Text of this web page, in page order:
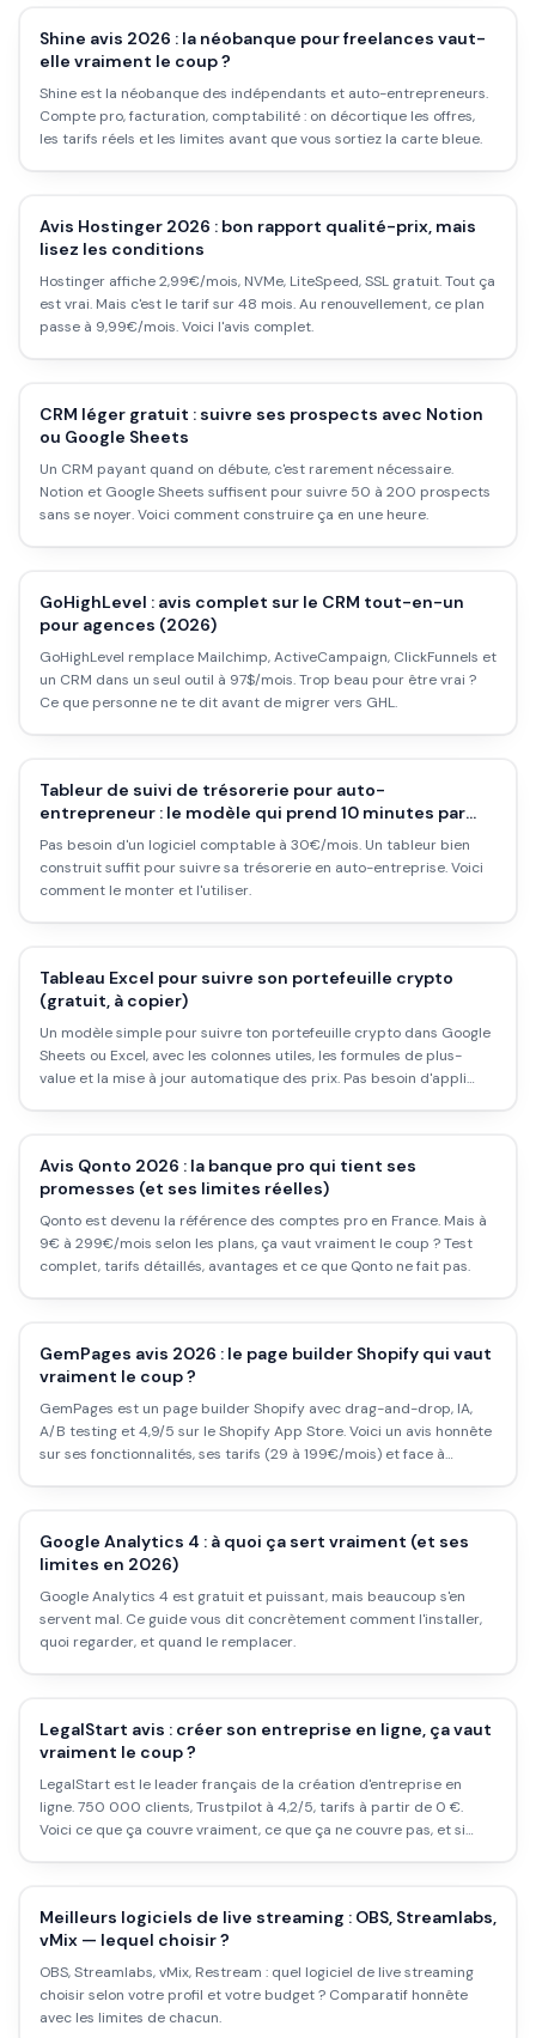
Shine avis 2026 : la néobanque pour freelances vaut-
elle vraiment le coup ?
Shine est la néobanque des indépendants et auto-entrepreneurs.
Compte pro, facturation, comptabilité : on décortique les offres,
les tarifs réels et les limites avant que vous sortiez la carte bleue.
Avis Hostinger 2026 : bon rapport qualité-prix, mais
lisez les conditions
Hostinger affiche 2,99€/mois, NVMe, LiteSpeed, SSL gratuit. Tout ça
est vrai. Mais c'est le tarif sur 48 mois. Au renouvellement, ce plan
passe à 9,99€/mois. Voici l'avis complet.
CRM léger gratuit : suivre ses prospects avec Notion
ou Google Sheets
Un CRM payant quand on débute, c'est rarement nécessaire.
Notion et Google Sheets suffisent pour suivre 50 à 200 prospects
sans se noyer. Voici comment construire ça en une heure.
GoHighLevel : avis complet sur le CRM tout-en-un
pour agences (2026)
GoHighLevel remplace Mailchimp, ActiveCampaign, ClickFunnels et
un CRM dans un seul outil à 97$/mois. Trop beau pour être vrai ?
Ce que personne ne te dit avant de migrer vers GHL.
Tableur de suivi de trésorerie pour auto-
entrepreneur : le modèle qui prend 10 minutes par
semaine
Pas besoin d'un logiciel comptable à 30€/mois. Un tableur bien
construit suffit pour suivre sa trésorerie en auto-entreprise. Voici
comment le monter et l'utiliser.
Tableau Excel pour suivre son portefeuille crypto
(gratuit, à copier)
Un modèle simple pour suivre ton portefeuille crypto dans Google
Sheets ou Excel, avec les colonnes utiles, les formules de plus-
value et la mise à jour automatique des prix. Pas besoin d'appli
Avis Qonto 2026 : la banque pro qui tient ses
promesses (et ses limites réelles)
Qonto est devenu la référence des comptes pro en France. Mais à
9€ à 299€/mois selon les plans, ça vaut vraiment le coup ? Test
complet, tarifs détaillés, avantages et ce que Qonto ne fait pas.
GemPages avis 2026 : le page builder Shopify qui vaut
vraiment le coup ?
GemPages est un page builder Shopify avec drag-and-drop, IA,
A/B testing et 4,9/5 sur le Shopify App Store. Voici un avis honnête
sur ses fonctionnalités, ses tarifs (29 à 199€/mois) et face à
Google Analytics 4 : à quoi ça sert vraiment (et ses
limites en 2026)
Google Analytics 4 est gratuit et puissant, mais beaucoup s'en
servent mal. Ce guide vous dit concrètement comment l'installer,
quoi regarder, et quand le remplacer.
LegalStart avis : créer son entreprise en ligne, ça vaut
vraiment le coup ?
LegalStart est le leader français de la création d'entreprise en
ligne. 750 000 clients, Trustpilot à 4,2/5, tarifs à partir de 0 €.
Voici ce que ça couvre vraiment, ce que ça ne couvre pas, et si
Meilleurs logiciels de live streaming : OBS, Streamlabs,
vMix — lequel choisir ?
OBS, Streamlabs, vMix, Restream : quel logiciel de live streaming
choisir selon votre profil et votre budget ? Comparatif honnête
avec les limites de chacun.